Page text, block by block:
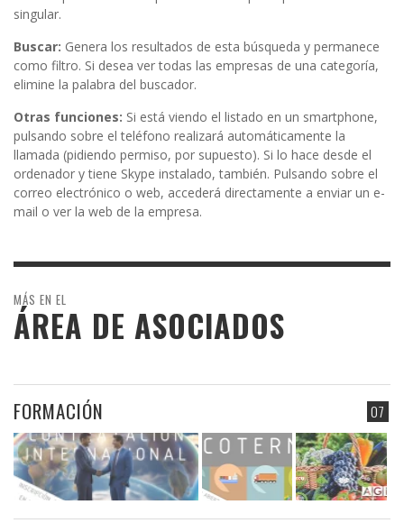
singular.
Buscar: Genera los resultados de esta búsqueda y permanece
como filtro. Si desea ver todas las empresas de una categoría,
elimine la palabra del buscador.
Otras funciones: Si está viendo el listado en un smartphone,
pulsando sobre el teléfono realizará automáticamente la
llamada (pidiendo permiso, por supuesto). Si lo hace desde el
ordenador y tiene Skype instalado, también. Pulsando sobre el
correo electrónico o web, accederá directamente a enviar un e-
mail o ver la web de la empresa.
MÁS EN EL
ÁREA DE ASOCIADOS
07
FORMACIÓN